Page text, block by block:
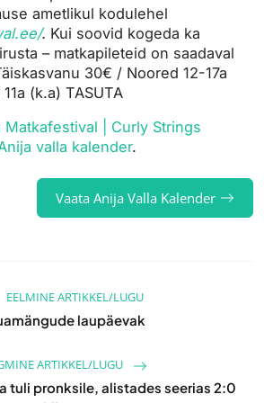
ametlikul kodulehel
. Kui soovid kogeda ka
– matkapileteid on saadaval
30€ / Noored 12-17a
(k.a) TASUTA
Matkafestival | Curly Strings
valla kalender.
Vaata Anija Valla Kalender
EELMINE ARTIKKEL/LUGU
laupäevak
ARTIKKEL/LUGU
tuli pronksile, alistades seerias 2:0